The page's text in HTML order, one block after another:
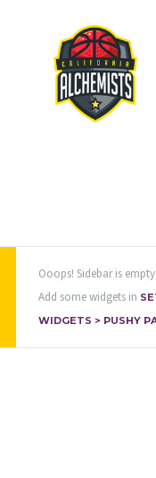
Ooops! Sidebar is empty.
Add some widgets in
WIDGETS > PUSHY